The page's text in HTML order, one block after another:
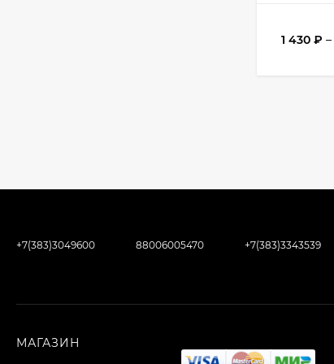
1 430 ₽ –
+7(383)3049600 88006005470 +7(383)3343539
МАГАЗИН